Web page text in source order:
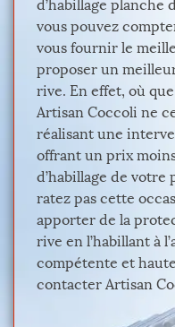
d’habillage planche
vous pouvez
vous fournir le
proposer un
rive. En effet, où
Artisan Coccoli ne
réalisant une
offrant un prix
d’habillage de votre
ratez pas cette
apporter de la
rive en l’habillant à
compétente et
contacter Artisan